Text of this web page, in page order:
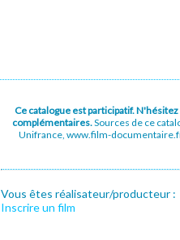
Ce catalogue est participatif.
complémentaires.Sources de ce
Unifrance, www.film-
Vous êtes réalisateur/producteur :
Inscrire un film